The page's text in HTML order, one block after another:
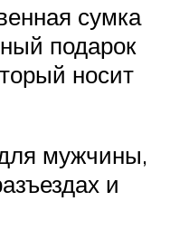
сумка
подарок
носит
мужчины,
и